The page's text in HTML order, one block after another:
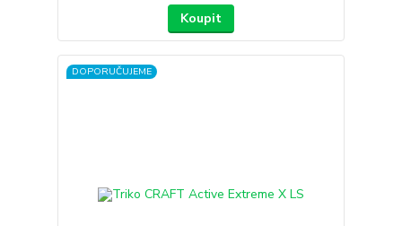
Koupit
DOPORUČUJEME